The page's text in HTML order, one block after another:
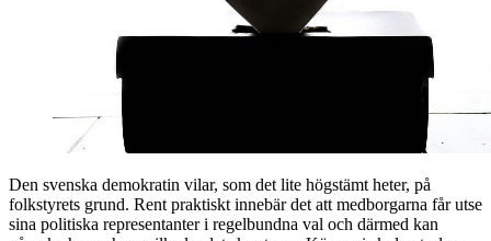
Den svenska demokratin vilar, som det lite högstämt heter, på
folkstyrets grund. Rent praktiskt innebär det att medborgarna får utse
sina politiska representanter i regelbundna val och därmed kan